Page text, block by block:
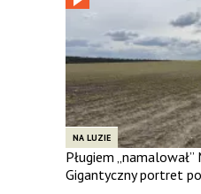
NA LUZIE
Pługiem
Gigantyczny portret